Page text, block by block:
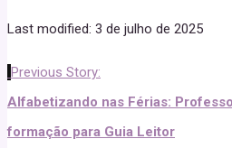
Last modified: 3 de julho de 2025
Previous Story:
Alfabetizando nas Férias:
formação para Guia Leitor